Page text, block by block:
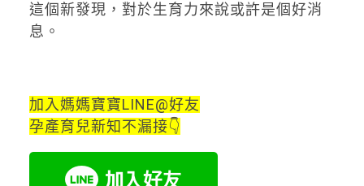
這個新發現，對於生育力來說或許是個好消
息。
加入媽媽寶寶LINE@好友
孕產育兒新知不漏接👇